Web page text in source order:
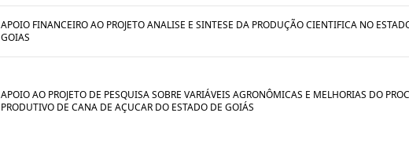
APOIO FINANCEIRO AO PROJETO ANALISE E SINTESE DA PRODUÇÃO CIENTIFICA NO
GOIAS
APOIO AO PROJETO DE PESQUISA SOBRE VARIÁVEIS AGRONÔMICAS E MELHORIAS DO
PRODUTIVO DE CANA DE AÇUCAR DO ESTADO DE GOIÁS